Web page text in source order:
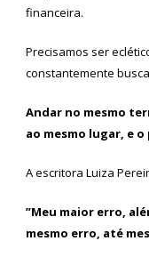
financeira.
Precisamos ser
constantemente
Andar no mesmo
ao mesmo lugar, e
A escritora Luiza
”Meu maior erro,
mesmo erro, até